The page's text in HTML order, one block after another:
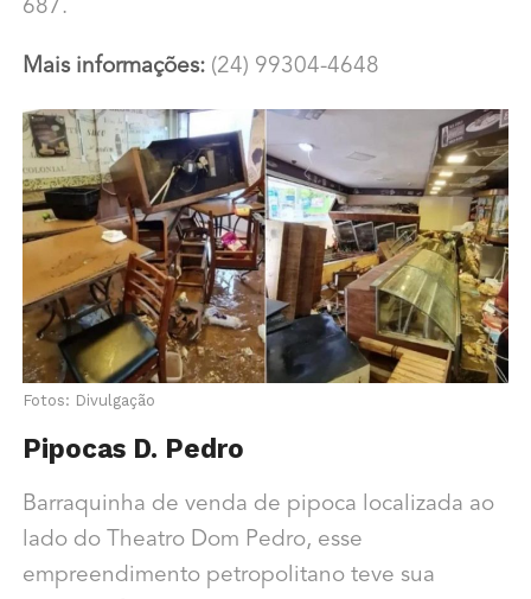
687.
Mais informações:(24) 99304-4648
Fotos: Divulgação
Pipocas D. Pedro
Barraquinha de venda de pipoca localizada ao
lado do Theatro Dom Pedro, esse
empreendimento petropolitano teve sua